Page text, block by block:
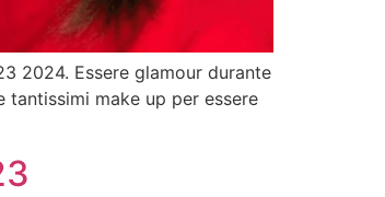
2024. Essere glamour durante
make up per essere